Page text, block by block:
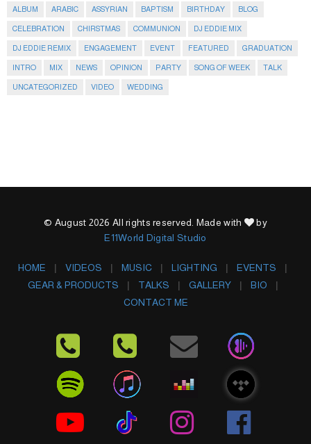
ALBUM ARABIC ASSYRIAN BAPTISM BIRTHDAY BLOG
CELEBRATION CHIRSTMAS COMMUNION DJ EDDIE MIX
DJ EDDIE REMIX ENGAGEMENT EVENT FEATURED GRADUATION
INTRO MIX NEWS OPINION PARTY SONG OF WEEK TALK
UNCATEGORIZED VIDEO WEDDING
© August 2026 All rights reserved. Made with
by
E11World Digital Studio
HOME VIDEOS MUSIC LIGHTING
EVENTS
GEAR & PRODUCTS
TALKS GALLERY
BIO
CONTACT ME